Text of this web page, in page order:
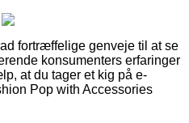
fortræffelige genveje til at se
konsumenters erfaringer
at du tager et kig på e-
Pop with Accessories